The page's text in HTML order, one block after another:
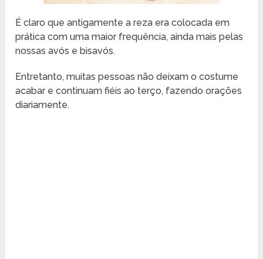
É claro que antigamente a reza era colocada em
prática com uma maior frequência, ainda mais pelas
nossas avós e bisavós.
Entretanto, muitas pessoas não deixam o costume
acabar e continuam fiéis ao terço, fazendo orações
diariamente.